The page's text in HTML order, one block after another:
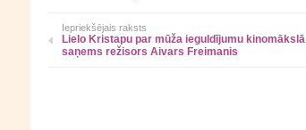
Iepriekšējais raksts
Lielo Kristapu par mūža ieguldījumu kinomākslā
saņems režisors Aivars Freimanis